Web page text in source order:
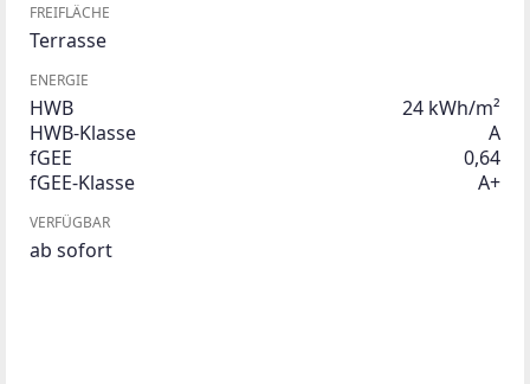
FREIFLÄCHE
Terrasse
ENERGIE
HWB
24 kWh/m²
HWB-Klasse
A
fGEE
0,64
fGEE-Klasse
A+
VERFÜGBAR
ab sofort